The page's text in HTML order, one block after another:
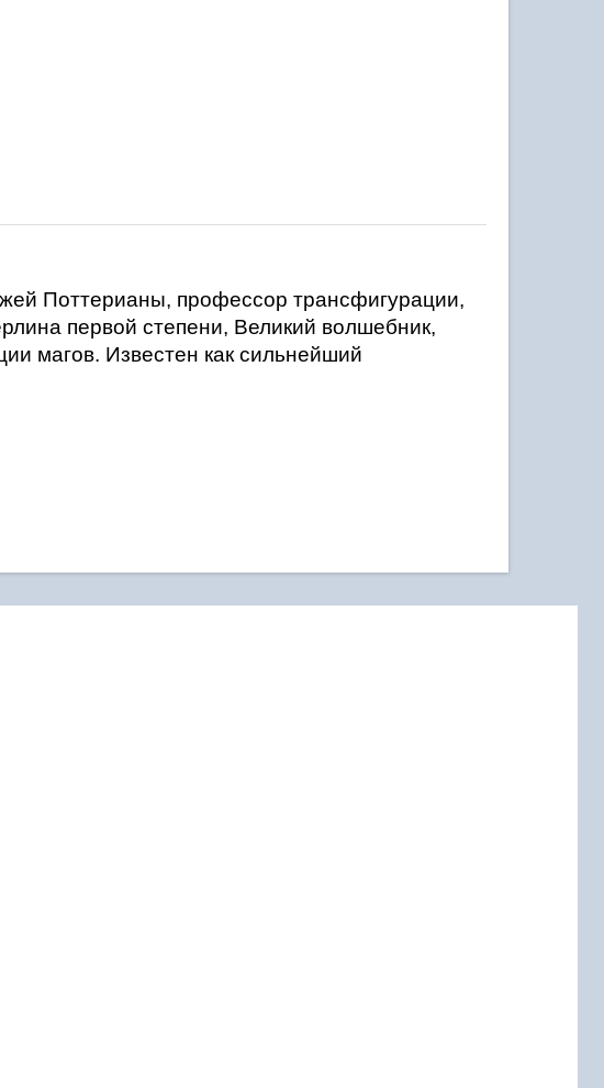
Поттерианы, профессор трансфигурации,
первой степени, Великий волшебник,
магов. Известен как сильнейший